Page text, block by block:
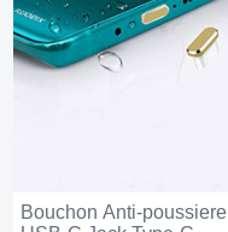
Bouchon Anti-poussiere